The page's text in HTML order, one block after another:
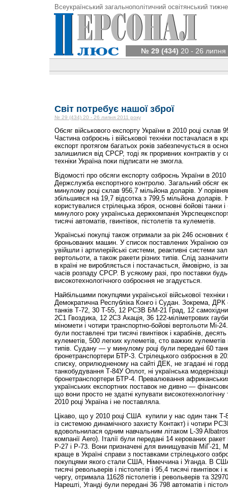
Всеукраїнський загальнополітичний освітянський
№ 29 (434) 20 - 26 липня
Світ потребує нашої зброї
№ 29 (434) 20 - 26 липня 2011 року
Обсяг військового експорту України в 2010 році склав
Частина озброєнь і військової техніки постачалася в
експорт протягом багатьох років забезпечується в
залишилися від СРСР, тоді як проривних контрактів у
техніки Україна поки підписати не змогла.
Відомості про обсяги експорту озброєнь України в
Держслужба експортного контролю. Загальний обсяг
минулому році склав 956,7 мільйона доларів. У
збільшився на 19,7 відсотка з 799,5 мільйона
користувалися стрілецька зброя, основні бойові танки
минулого року українська держкомпанія
тисячі автоматів, гвинтівок, пістолетів та кулеметів.
Українські покупці також отримали за рік 246 основних
броньованих машин. У список поставлених Україною
увійшли і артилерійські системи, реактивні системи
вертольоти, а також ракети різних типів. Слід
в країні не виробляється і постачається, ймовірно, із
часів розпаду СРСР. В усякому разі, про поставки
високотехнологічного озброєння не згадується.
Найбільшими покупцями української військової
Демократична Республіка Конго і Судан. Зокрема, ДРК
танків Т-72, 30 Т-55, 12 РСЗВ БМ-21 Град, 12
2С1 Гвоздика, 12 2С3 Акація, 36 122-міліметрових
міномети і чотири транспортно-бойові вертольоти Мі-
були поставлені три тисячі гвинтівок і карабінів,
кулеметів, 500 легких кулеметів, сто важких кулеметів
типів. Судану — у минулому році були передані 60
бронетранспортери БТР-3. Стрілецького озброєння в
списку, оприлюдненому на сайті ДЕК, не згадані ні
танкобудування Т-84У Оплот, ні українська
бронетранспортери БТР-4. Превалювання
українських експортних поставок не дивно —
що вони просто не здатні купувати високотехнологічну
2010 році Україна і не поставляла.
Цікаво, що у 2010 році США купили у нас один танк
із системою динамічного захисту Контакт) і чотири
вдовольнилася одним навчальним літаком L-39
компанії Aero). Італії були передані 14 керованих
Р-27 і Р-73. Вони призначені для винищувачів МіГ-21,
краще в Україні справи з поставками стрілецького
покупцями якого стали США, Німеччина і Уганда. В
тисячі револьверів і пістолетів і 95,4 тисячі гвинтівок
чергу, отримала 11628 пістолетів і револьверів та 32970
Нарешті, Уганді були передані 36 798 автоматів і